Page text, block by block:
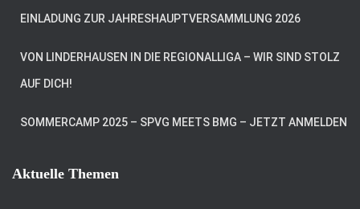
EINLADUNG ZUR JAHRESHAUPTVERSAMMLUNG 2026
VON LINDERHAUSEN IN DIE REGIONALLIGA – WIR SIND STOLZ
AUF DICH!
SOMMERCAMP 2025 – SPVG MEETS BMG – JETZT ANMELDEN
Aktuelle Themen